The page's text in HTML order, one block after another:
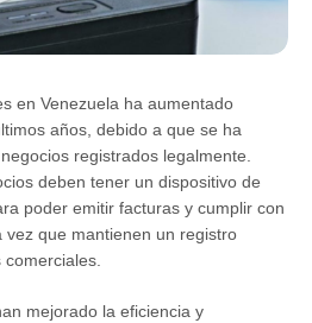
en Venezuela ha aumentado
años, debido a que se ha
registrados legalmente.
deben tener un dispositivo de
poder emitir facturas y cumplir con
vez que mantienen un registro
comerciales.
mejorado la eficiencia y